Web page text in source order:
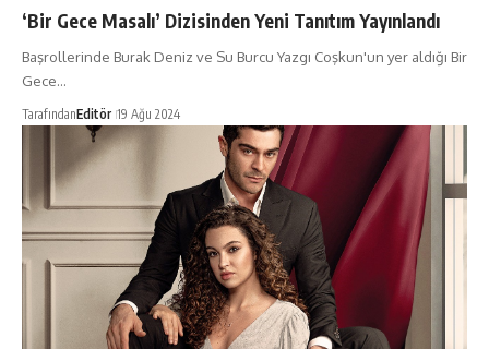
‘Bir Gece Masalı’ Dizisinden Yeni Tanıtım Yayınlandı
Başrollerinde Burak Deniz ve Su Burcu Yazgı Coşkun'un yer aldığı Bir
Gece…
TarafındanEditör 19 Ağu 2024